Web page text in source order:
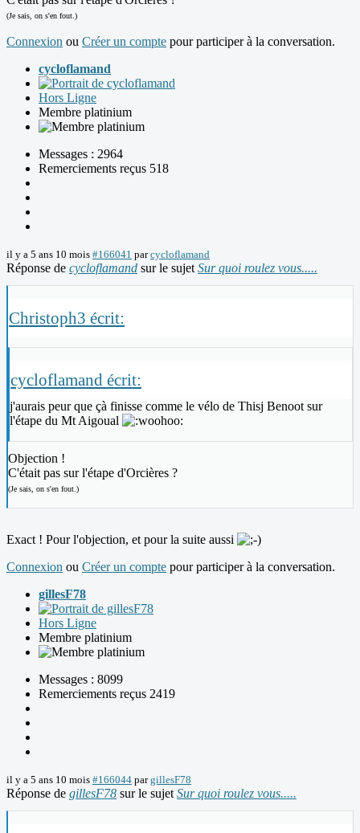
(Je sais, on s'en fout.)
Connexion ou Créer un compte pour participer à la conversation.
cycloflamand
Hors Ligne
Membre platinium
Messages : 2964
Remerciements reçus 518
il y a 5 ans 10 mois #166041 parcycloflamand
Réponse de cycloflamand sur le sujet Sur quoi roulez vous.....
Christoph3 écrit:
cycloflamand écrit:
j'aurais peur que çà finisse comme le vélo de Thisj Benoot sur
l'étape du Mt Aigoual
Objection !
C'était pas sur l'étape d'Orcières ?
(Je sais, on s'en fout.)
Exact ! Pour l'objection, et pour la suite aussi
Connexion ou Créer un compte pour participer à la conversation.
gillesF78
Hors Ligne
Membre platinium
Messages : 8099
Remerciements reçus 2419
il y a 5 ans 10 mois #166044 pargillesF78
Réponse de gillesF78 sur le sujet Sur quoi roulez vous.....